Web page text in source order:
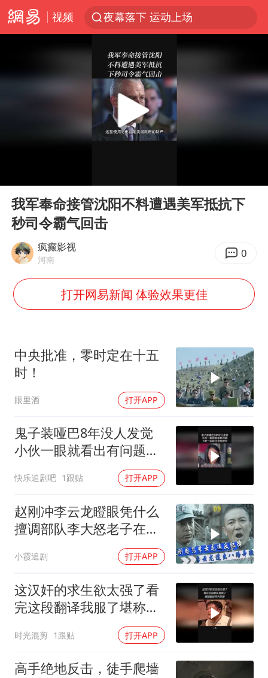
视频
夜幕落下 运动上场
改名后的“青海拉面”店
勒沃库森U17主帅盛赞赵松源
台军“汉光秀”开场闹剧多
女子开一天一夜空调后二氧化碳中毒
“空调24小时开着更省电”不实
男子结婚8年3个女儿均非亲生
公司“上四休三”但要降薪1000元
47岁妈妈突然产女 26岁女儿：很震惊
如何把百年大党建设得更加坚强有力？
Play
我军奉命接管沈阳不料遭遇美军抵抗下
秒司令霸气回击
疯癫影视
河南 0
打开网易新闻 体验效果更佳
中央批准，零时定在十五
时！
眼里酒 打开APP
鬼子装哑巴8年没人发觉
小伙一眼就看出有问题下
秒一招就让他现原形
快乐追剧吧 1跟贴 打开APP
赵刚冲李云龙瞪眼凭什么
擅调部队李大怒老子在鄂
小霞追剧 打开APP
这汉奸的求生欲太强了看
完这段翻译我服了堪称翻
时光混剪 1跟贴 打开APP
高手绝地反击，徒手爬墙